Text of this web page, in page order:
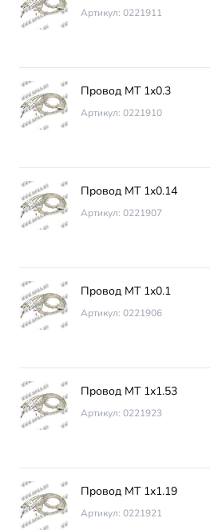
Артикул: 0221911
Провод МТ 1х0.3
Артикул: 0221910
Провод МТ 1х0.14
Артикул: 0221907
Провод МТ 1х0.1
Артикул: 0221906
Провод МТ 1х1.53
Артикул: 0221923
Провод МТ 1х1.19
Артикул: 0221921